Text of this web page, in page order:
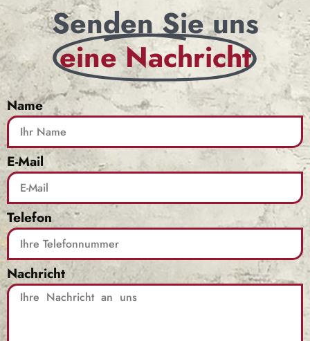
Senden Sie uns
eine Nachricht
Name
E-Mail
Telefon
Nachricht